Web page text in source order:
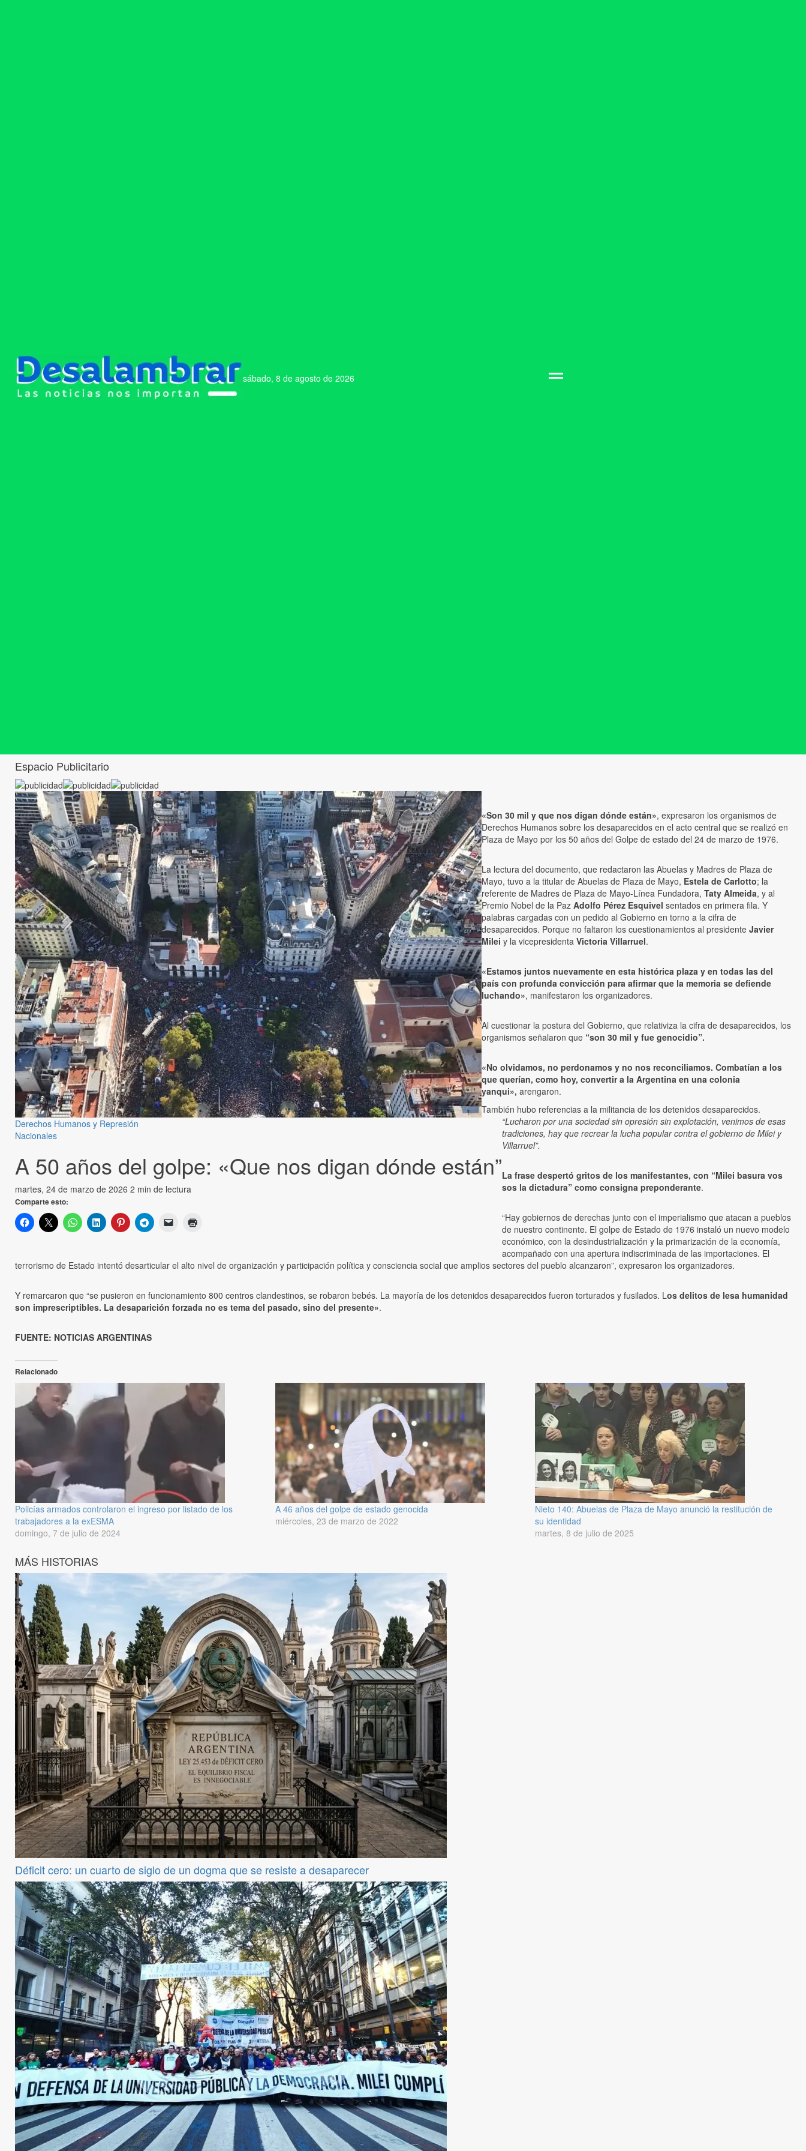
sábado, 8 de agosto de 2026
Espacio Publicitario
Derechos Humanos y Represión
Nacionales
A 50 años del golpe: «Que nos digan dónde están”
martes, 24 de marzo de 2026 2 min de lectura
Comparte esto:
«Son 30 mil y que nos digan dónde están», expresaron los organismos de
Derechos Humanos sobre los desaparecidos en el acto central que se realizó en
Plaza de Mayo por los 50 años del Golpe de estado del 24 de marzo de 1976.
La lectura del documento, que redactaron las Abuelas y Madres de Plaza de
Mayo, tuvo a la titular de Abuelas de Plaza de Mayo, Estela de Carlotto; la
referente de Madres de Plaza de Mayo-Línea Fundadora, Taty Almeida, y al
Premio Nobel de la Paz Adolfo Pérez Esquivel sentados en primera fila. Y
palabras cargadas con un pedido al Gobierno en torno a la cifra de
desaparecidos. Porque no faltaron los cuestionamientos al presidente Javier
Milei y la vicepresidenta Victoria Villarruel.
«Estamos juntos nuevamente en esta histórica plaza y en todas las del
país con profunda convicción para afirmar que la memoria se defiende
luchando», manifestaron los organizadores.
Al cuestionar la postura del Gobierno, que relativiza la cifra de desaparecidos, los
organismos señalaron que “son 30 mil y fue genocidio”.
«No olvidamos, no perdonamos y no nos reconciliamos. Combatían a los
que querían, como hoy, convertir a la Argentina en una colonia
yanqui», arengaron.
También hubo referencias a la militancia de los detenidos desaparecidos.
“Lucharon por una sociedad sin opresión sin explotación, venimos de esas
tradiciones, hay que recrear la lucha popular contra el gobierno de Milei y
Villarruel”.
La frase despertó gritos de los manifestantes, con “Milei basura vos
sos la dictadura” como consigna preponderante.
“Hay gobiernos de derechas junto con el imperialismo que atacan a pueblos
de nuestro continente. El golpe de Estado de 1976 instaló un nuevo modelo
económico, con la desindustrialización y la primarización de la economía,
acompañado con una apertura indiscriminada de las importaciones. El
terrorismo de Estado intentó desarticular el alto nivel de organización y participación política y consciencia social que amplios sectores del pueblo alcanzaron”, expresaron los organizadores.
Y remarcaron que “se pusieron en funcionamiento 800 centros clandestinos, se robaron bebés. La mayoría de los detenidos desaparecidos fueron torturados y fusilados. Los delitos de lesa humanidad
son imprescriptibles. La desaparición forzada no es tema del pasado, sino del presente».
FUENTE: NOTICIAS ARGENTINAS
Relacionado
Policías armados controlaron el ingreso por listado de los
trabajadores a la exESMA
domingo, 7 de julio de 2024
A 46 años del golpe de estado genocida
miércoles, 23 de marzo de 2022
Nieto 140: Abuelas de Plaza de Mayo anunció la restitución de
su identidad
martes, 8 de julio de 2025
MÁS HISTORIAS
Déficit cero: un cuarto de siglo de un dogma que se resiste a desaparecer